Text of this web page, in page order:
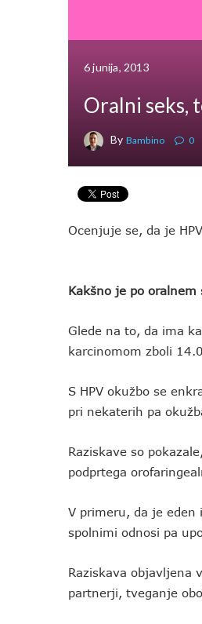
6 junija, 2013
Oralni seks,
By Bambino 0
Ocenjuje se, da je
Kakšno je po
Glede na to, da ima
karcinomom zboli
S HPV okužbo se
pri nekaterih pa
Raziskave so
podprtega
V primeru, da je eden
spolnimi odnosi pa
Raziskava objavljena
partnerji, tveganje